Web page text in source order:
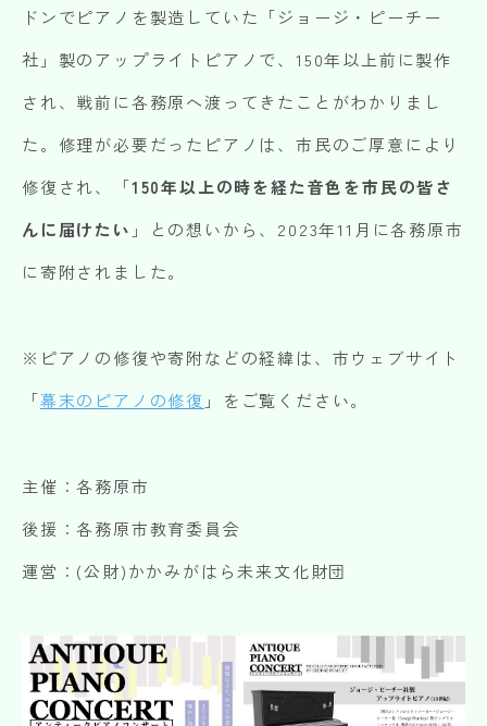
ドンでピアノを製造していた「ジョージ・ピーチー
社」製のアップライトピアノで、150年以上前に製作
され、戦前に各務原へ渡ってきたことがわかりまし
た。修理が必要だったピアノは、市民のご厚意により
修復され、「150年以上の時を経た音色を市民の皆さ
んに届けたい 」との想いから、2023年11月に各務原市
に寄附されました。
※ピアノの修復や寄附などの経緯は、市ウェブサイト
「幕末のピアノの修復 」をご覧ください。
主催：各務原市
後援：各務原市教育委員会
運営：(公財)かかみがはら未来文化財団